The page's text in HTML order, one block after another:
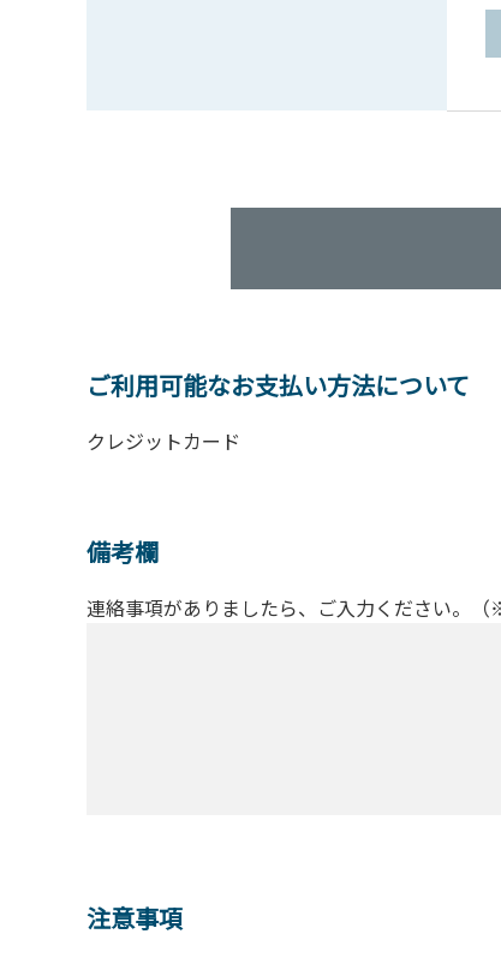
ご利用可能なお支払い方法について
クレジットカード
備考欄
連絡事項がありましたら、ご入力ください。
注意事項